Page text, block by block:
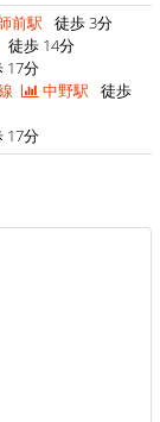
前駅 徒歩 3分
徒歩 14分
17分
中野駅 徒歩
17分